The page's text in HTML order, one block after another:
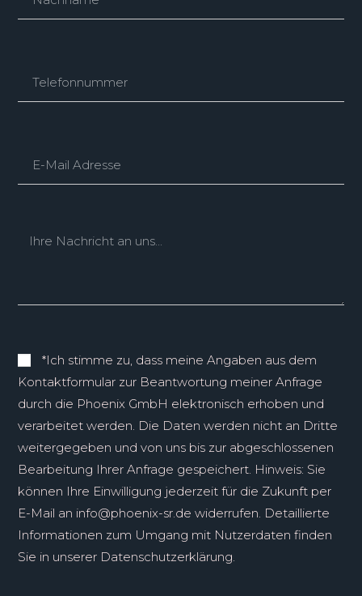
*Ich stimme zu, dass meine Angaben aus dem
Kontaktformular zur Beantwortung meiner Anfrage
durch die Phoenix GmbH elektronisch erhoben und
verarbeitet werden. Die Daten werden nicht an Dritte
weitergegeben und von uns bis zur abgeschlossenen
Bearbeitung Ihrer Anfrage gespeichert. Hinweis: Sie
können Ihre Einwilligung jederzeit für die Zukunft per
E-Mail an info@phoenix-sr.de widerrufen. Detaillierte
Informationen zum Umgang mit Nutzerdaten finden
Sie in unserer Datenschutzerklärung.